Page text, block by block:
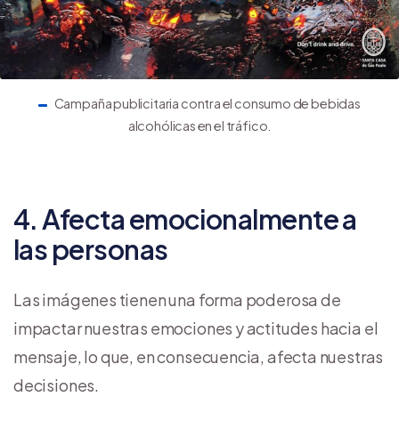
Campaña publicitaria contra el consumo de bebidas
alcohólicas en el tráfico.
4. Afecta emocionalmente a
las personas
Las imágenes tienen una forma poderosa de
impactar nuestras emociones y actitudes hacia el
mensaje, lo que, en consecuencia, afecta nuestras
decisiones.